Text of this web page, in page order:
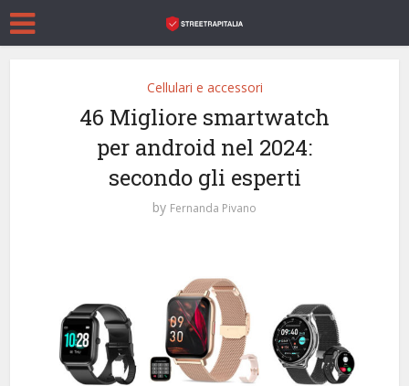
Cellulari e accessori
46 Migliore smartwatch
per android nel 2024:
secondo gli esperti
by Fernanda Pivano